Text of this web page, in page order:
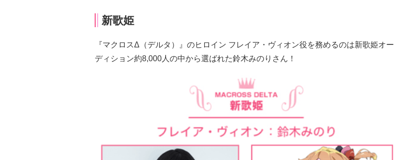
新歌姫
『マクロスΔ（デルタ）』のヒロイン フレイア・ヴィオン役を務めるのは新歌姫オー
ディション約8,000人の中から選ばれた鈴木みのりさん！